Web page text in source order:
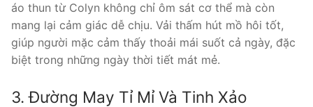
áo thun từ Colyn không chỉ ôm sát cơ thể mà còn
mang lại cảm giác dễ chịu. Vải thấm hút mồ hôi tốt,
giúp người mặc cảm thấy thoải mái suốt cả ngày, đặc
biệt trong những ngày thời tiết mát mẻ.
3. Đường May Tỉ Mỉ Và Tinh Xảo